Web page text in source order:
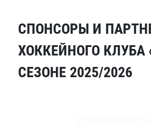
СПОНСОРЫ И
ХОККЕЙНОГО КЛУБА
СЕЗОНЕ 2025/2026